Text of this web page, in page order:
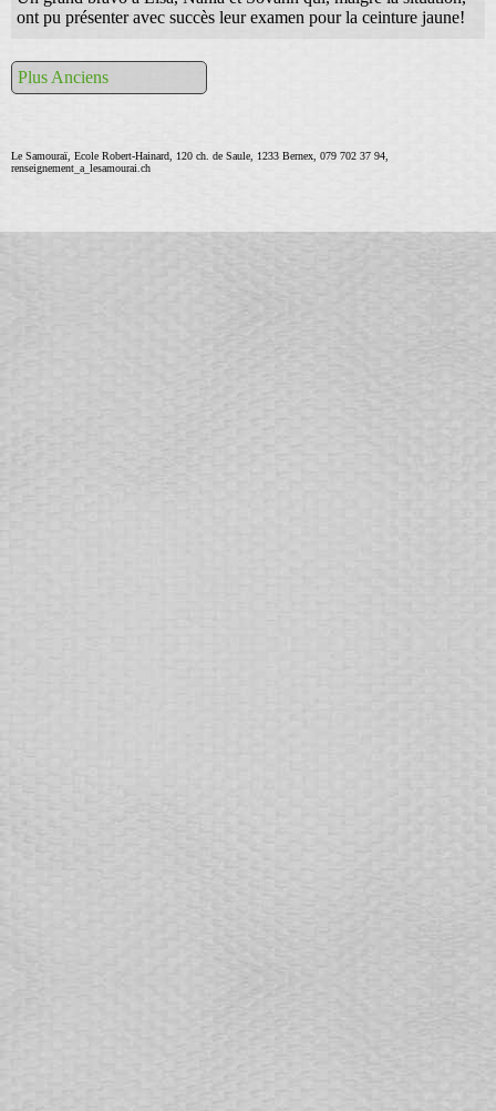
ont pu présenter avec succès leur examen pour la ceinture jaune!
Plus Anciens
Le Samouraï, Ecole Robert-Hainard, 120 ch. de Saule, 1233 Bernex, 079 702 37 94,
renseignement_a_lesamourai.ch